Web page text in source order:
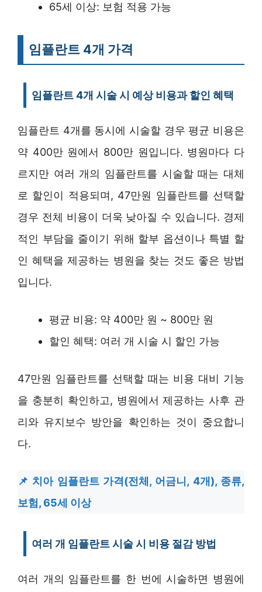
65세 이상: 보험 적용 가능
임플란트 4개 가격
임플란트 4개 시술 시 예상 비용과 할인 혜택
임플란트 4개를 동시에 시술할 경우 평균 비용은
약 400만 원에서 800만 원입니다. 병원마다 다
르지만 여러 개의 임플란트를 시술할 때는 대체
로 할인이 적용되며, 47만원 임플란트를 선택할
경우 전체 비용이 더욱 낮아질 수 있습니다. 경제
적인 부담을 줄이기 위해 할부 옵션이나 특별 할
인 혜택을 제공하는 병원을 찾는 것도 좋은 방법
입니다.
평균 비용: 약 400만 원 ~ 800만 원
할인 혜택: 여러 개 시술 시 할인 가능
47만원 임플란트를 선택할 때는 비용 대비 기능
을 충분히 확인하고, 병원에서 제공하는 사후 관
리와 유지보수 방안을 확인하는 것이 중요합니
다.
치아 임플란트 가격(전체, 어금니, 4개), 종류,
보험, 65세 이상
여러 개 임플란트 시술 시 비용 절감 방법
여러 개의 임플란트를 한 번에 시술하면 병원에